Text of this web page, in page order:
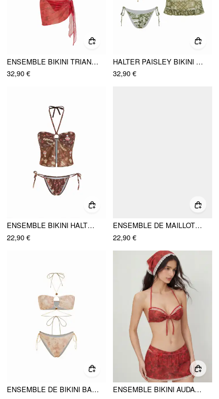
ENSEMBLE BIKINI TRIANGLE FLORAL GÉOMÉTRIQUE AVEC DENTELLE, COL HALTER ET SARONG
32,90 €
HALTER PAISLEY BIKINI TRIANGLE AVEC JUPE VOLANTS COUVRE-MAILLOT
32,90 €
ENSEMBLE BIKINI HALTER FLORAL À ANNEAUX
22,90 €
ENSEMBLE DE MAILLOTS DE BAIN TANKINI À COL HALTER HAUTE EXTENSIBILITÉ AVEC MOTIFS DE VIE MARINE ET NAUTIQUES
22,90 €
ENSEMBLE DE BIKINI BANDEAU À TAILLE BASSE EFFET MIRAGE AVEC COL CHEMINÉE ET DÉTAILS EN PERLES MOTIF
ENSEMBLE BIKINI AUDACIEUX À SOUTIENS-GORGE SOUS FIL FLORAL ROMANTIQUE AVEC JUPE ET ÉCHARPE